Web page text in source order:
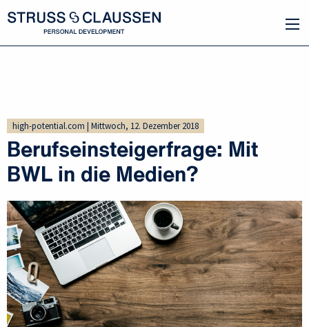
high-potential.com | Mittwoch, 12. Dezember 2018
Berufseinsteigerfrage: Mit
BWL in die Medien?